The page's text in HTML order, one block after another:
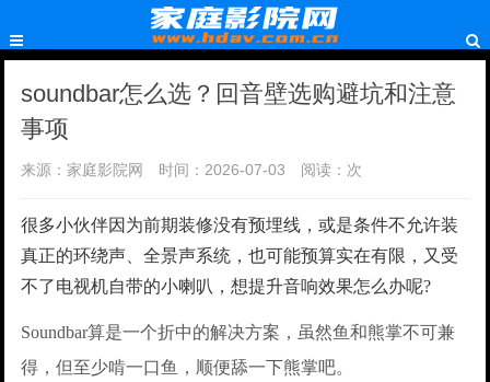
soundbar怎么选？回音壁选购避坑和注意
事项
来源：家庭影院网 时间：2026-07-03 阅读： 次
很多小伙伴因为前期装修没有预埋线，或是条件不允许装
真正的环绕声、全景声系统，也可能预算实在有限，又受
不了电视机自带的小喇叭，想提升音响效果怎么办呢?
Soundbar算是一个折中的解决方案，虽然鱼和熊掌不可兼
得，但至少啃一口鱼，顺便舔一下熊掌吧。